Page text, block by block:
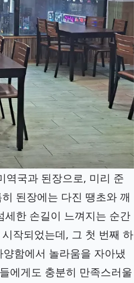
역국과 된장으로, 미리 준
된장에는 다진 땡초와 깨
세한 손길이 느껴지는 순간
작되었는데, 그 첫 번째 하
함에서 놀라움을 자아냈
에게도 충분히 만족스러울